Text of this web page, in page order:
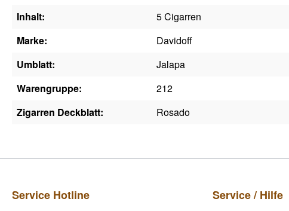
Inhalt:
5 Cigarren
Marke:
Davidoff
Umblatt:
Jalapa
Warengruppe:
212
Zigarren Deckblatt:
Rosado
Service Hotline Service / Hilfe